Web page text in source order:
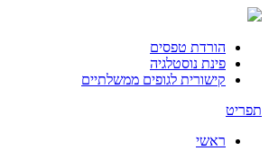
הורדת טפסים
פינת נוסטלגיה
קישורית לגופים ממשלתיים
תפריט
ראשי